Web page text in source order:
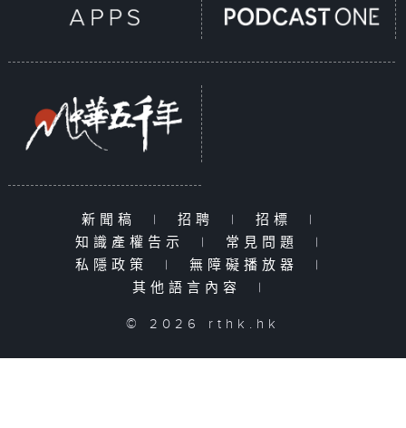
新聞稿 | 招聘 | 招標
|
知識產權告示
| 常見問題
|
私隱政策
| 無障礙播放器
|
其他語言內容
|
© 2026 rthk.hk